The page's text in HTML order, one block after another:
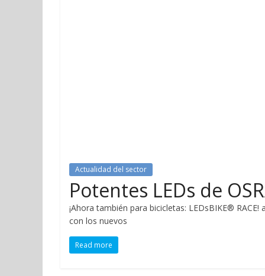
Actualidad del sector
Potentes LEDs de
¡Ahora también para bicicletas: LEDsBIKE®
con los nuevos
Read more